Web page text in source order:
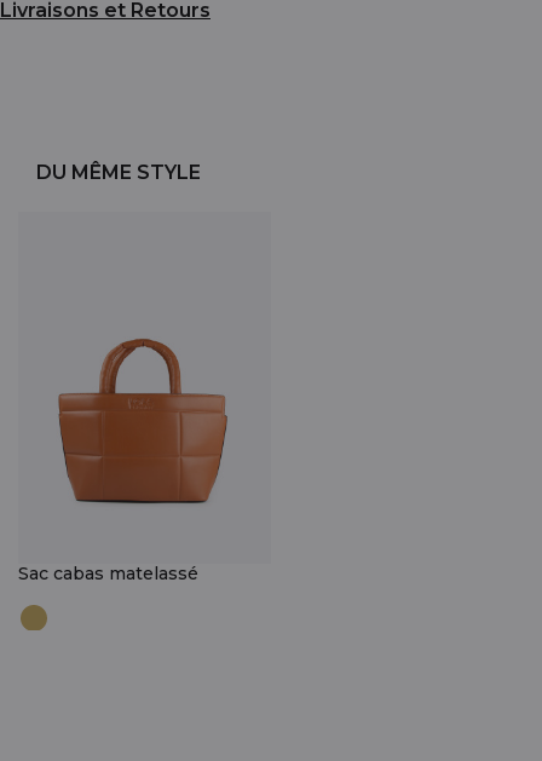
Livraisons et Retours
DU MÊME STYLE
Sac cabas matelassé